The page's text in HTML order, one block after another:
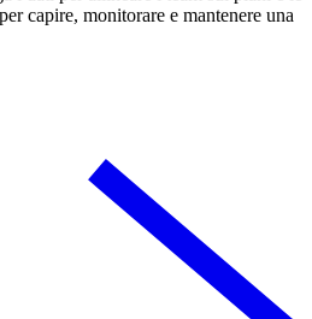
capire, monitorare e mantenere una